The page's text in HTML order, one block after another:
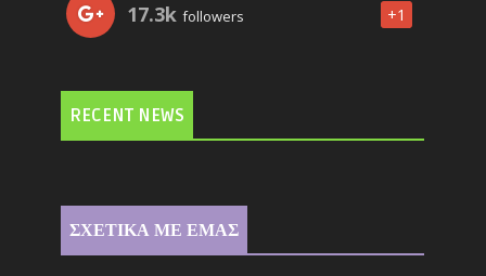
17.3k followers +1
RECENT NEWS
ΣΧΕΤΙΚΑ ΜΕ ΕΜΑΣ